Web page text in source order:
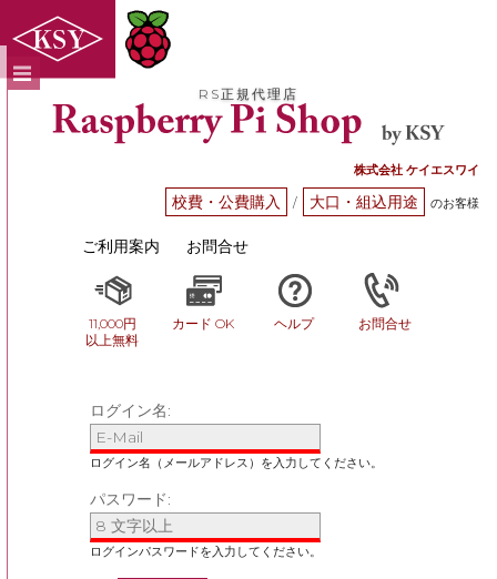
RS正規代理店
株式会社 ケイエスワイ
校費・公費購入 / 大口・組込用途 のお客様
ご利用案内 お問合せ
11,000円
以上無料
カード OK ヘルプ お問合せ
ログイン名:
パスワード: